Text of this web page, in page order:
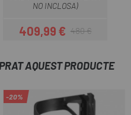
NO INCLOSA)
Preu
409,99 €Preu regular
480 €
AQUEST PRODUCTE
-20%